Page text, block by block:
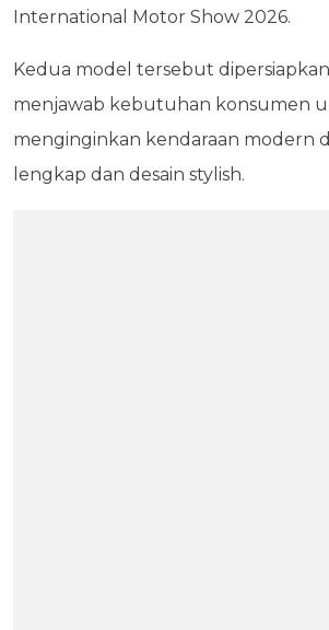
International Motor Show 2026.
Kedua model tersebut
menjawab kebutuhan konsumen
menginginkan kendaraan modern
lengkap dan desain stylish.